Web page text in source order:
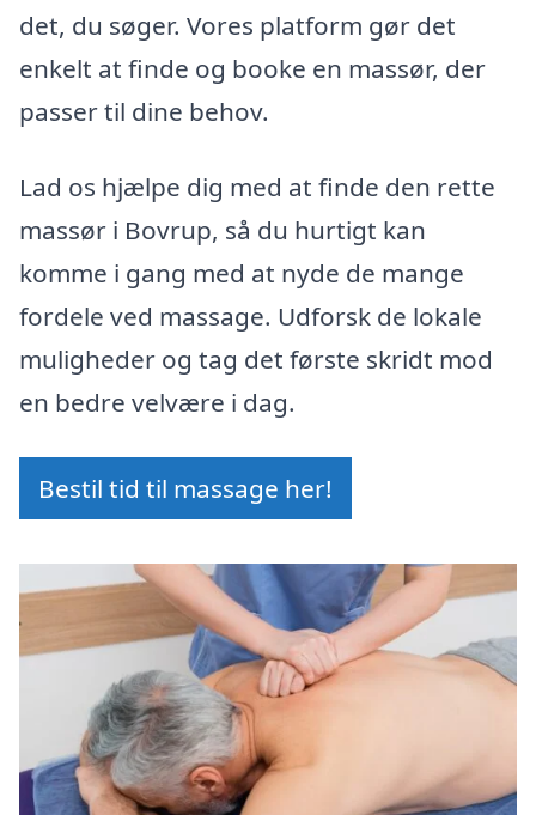
det, du søger. Vores platform gør det
enkelt at finde og booke en massør, der
passer til dine behov.
Lad os hjælpe dig med at finde den rette
massør i Bovrup, så du hurtigt kan
komme i gang med at nyde de mange
fordele ved massage. Udforsk de lokale
muligheder og tag det første skridt mod
en bedre velvære i dag.
Bestil tid til massage her!